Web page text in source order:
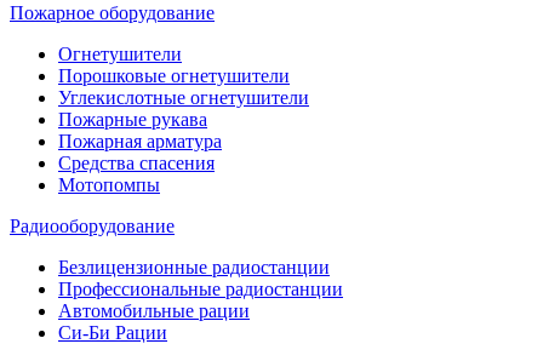
Пожарное оборудование
Огнетушители
Порошковые огнетушители
Углекислотные огнетушители
Пожарные рукава
Пожарная арматура
Средства спасения
Мотопомпы
Радиооборудование
Безлицензионные радиостанции
Профессиональные радиостанции
Автомобильные рации
Си-Би Рации